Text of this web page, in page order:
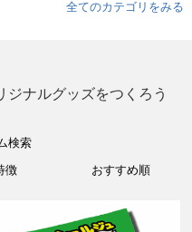
全てのカテゴリをみる
ナルグッズをつくろう
検索